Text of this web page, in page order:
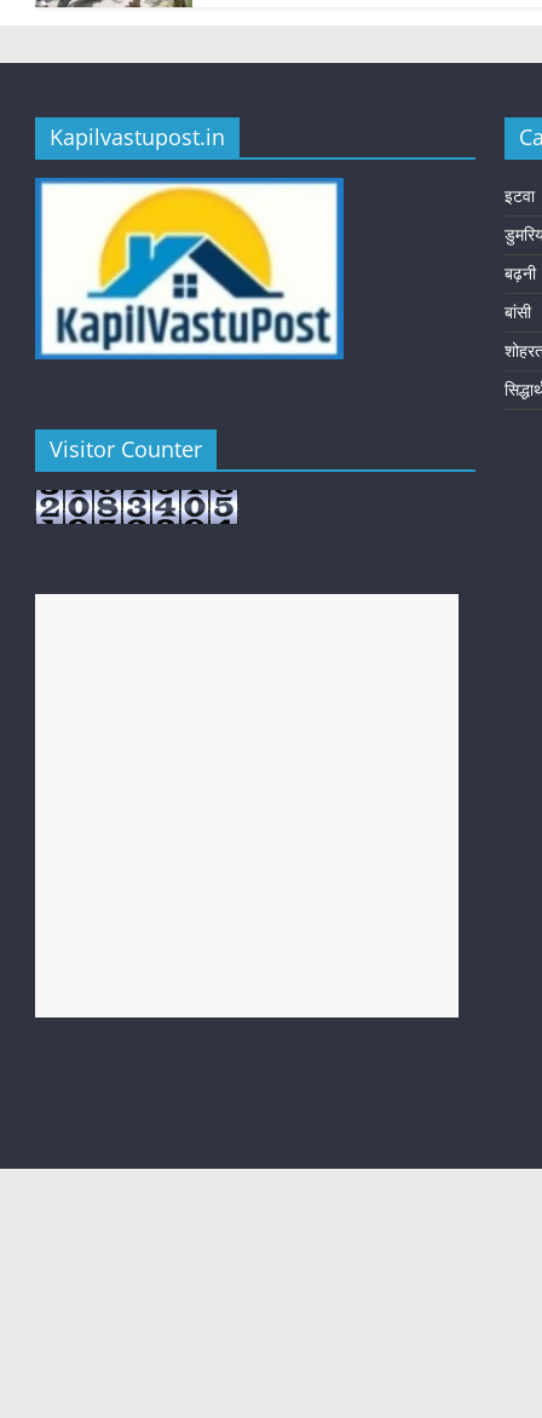
Kapilvastupost.in
Visitor Counter
इटवा
बढ़नी
बांसी